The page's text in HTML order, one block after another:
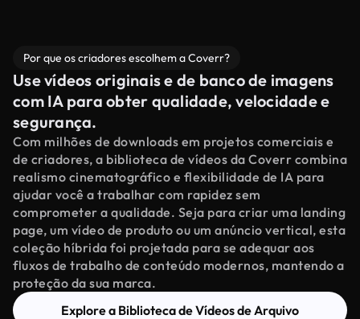
Por que os criadores escolhem a Coverr?
Use vídeos originais e de banco de imagens
com IA para obter qualidade, velocidade e
segurança.
Com milhões de downloads em projetos comerciais e
de criadores, a biblioteca de vídeos da Coverr combina
realismo cinematográfico e flexibilidade de IA para
ajudar você a trabalhar com rapidez sem
comprometer a qualidade. Seja para criar uma landing
page, um vídeo de produto ou um anúncio vertical, esta
coleção híbrida foi projetada para se adequar aos
fluxos de trabalho de conteúdo modernos, mantendo a
proteção da sua marca.
Explore a Biblioteca de Vídeos de Arquivo